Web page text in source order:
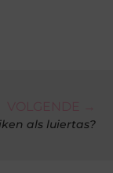
VOLGENDE →
als luiertas?